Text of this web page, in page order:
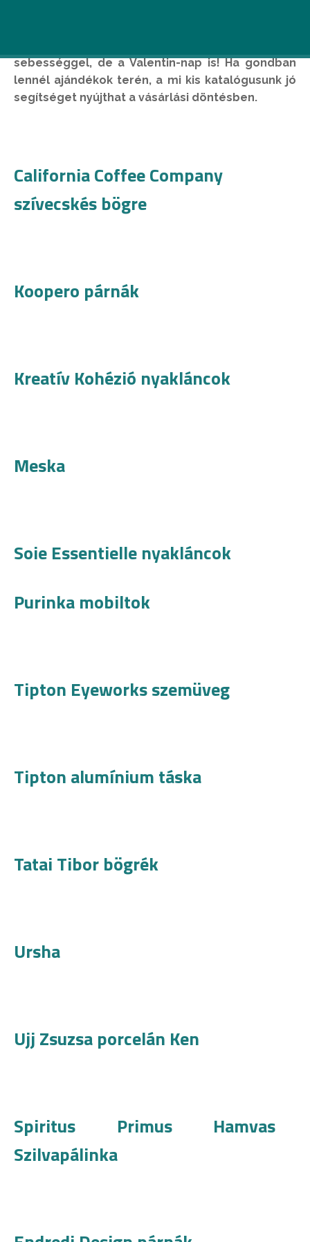
sebességgel, de a Valentin-nap is! Ha gondban
lennél ajándékok terén, a mi kis katalógusunk jó
segítséget nyújthat a vásárlási döntésben.
California Coffee Company
szívecskés bögre
Koopero párnák
Kreatív Kohézió nyakláncok
Meska
Soie Essentielle nyakláncok
Purinka mobiltok
Tipton Eyeworks szemüveg
Tipton alumínium táska
Tatai Tibor bögrék
Ursha
Ujj Zsuzsa porcelán Ken
Spiritus Primus Hamvas
Szilvapálinka